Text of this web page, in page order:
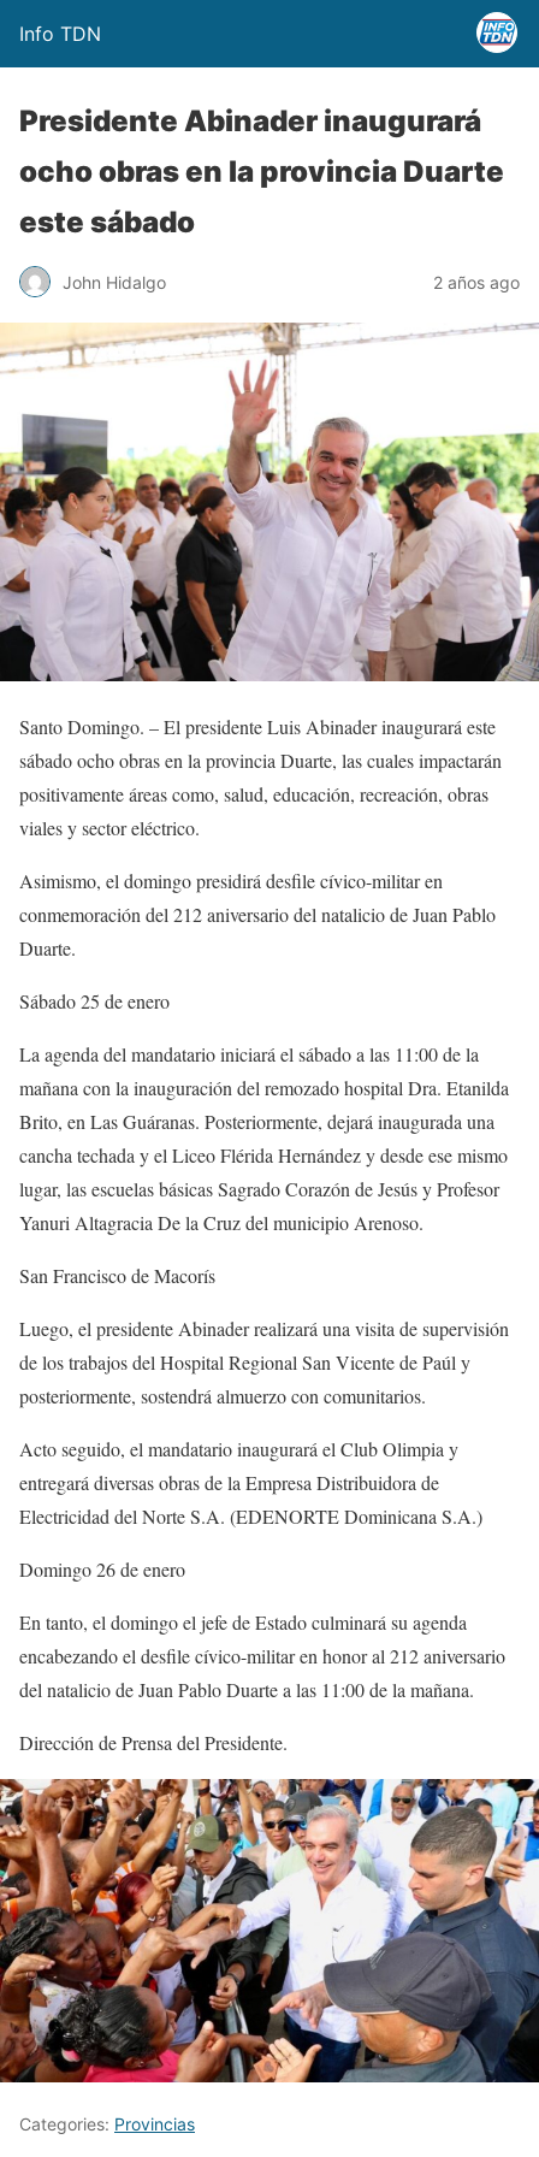
Info TDN
Presidente Abinader inaugurará
ocho obras en la provincia Duarte
este sábado
John Hidalgo 2 años ago
Santo Domingo. – El presidente Luis Abinader inaugurará este
sábado ocho obras en la provincia Duarte, las cuales impactarán
positivamente áreas como, salud, educación, recreación, obras
viales y sector eléctrico.
Asimismo, el domingo presidirá desfile cívico-militar en
conmemoración del 212 aniversario del natalicio de Juan Pablo
Duarte.
Sábado 25 de enero
La agenda del mandatario iniciará el sábado a las 11:00 de la
mañana con la inauguración del remozado hospital Dra. Etanilda
Brito, en Las Guáranas. Posteriormente, dejará inaugurada una
cancha techada y el Liceo Flérida Hernández y desde ese mismo
lugar, las escuelas básicas Sagrado Corazón de Jesús y Profesor
Yanuri Altagracia De la Cruz del municipio Arenoso.
San Francisco de Macorís
Luego, el presidente Abinader realizará una visita de supervisión
de los trabajos del Hospital Regional San Vicente de Paúl y
posteriormente, sostendrá almuerzo con comunitarios.
Acto seguido, el mandatario inaugurará el Club Olimpia y
entregará diversas obras de la Empresa Distribuidora de
Electricidad del Norte S.A. (EDENORTE Dominicana S.A.)
Domingo 26 de enero
En tanto, el domingo el jefe de Estado culminará su agenda
encabezando el desfile cívico-militar en honor al 212 aniversario
del natalicio de Juan Pablo Duarte a las 11:00 de la mañana.
Dirección de Prensa del Presidente.
Categories: Provincias